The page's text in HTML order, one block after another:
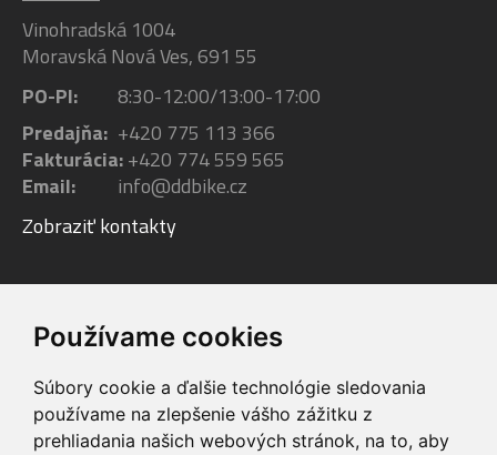
Používame cookies
Súbory cookie a ďalšie technológie sledovania
používame na zlepšenie vášho zážitku z
prehliadania našich webových stránok, na to, aby
Vinohradská 1004
Moravská Nová Ves, 691 55
PO-PI:
8:30-12:00/13:00-17:00
Predajňa: +420 775 113 366
Fakturácia:+420 774 559 565
Email:
info@ddbike.cz
Zobraziť kontakty
Facebook Instagram